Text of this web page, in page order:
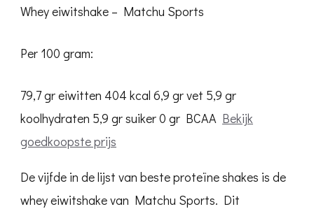
Whey eiwitshake – Matchu Sports
Per 100 gram:
79,7 gr eiwitten 404 kcal 6,9 gr vet 5,9 gr
koolhydraten 5,9 gr suiker0 gr BCAA Bekijk
goedkoopste prijs
De vijfde in de lijst van beste proteïne shakes is de
whey eiwitshake van Matchu Sports. Dit